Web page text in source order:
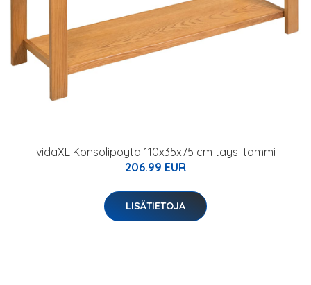
vidaXL Konsolipöytä 110x35x75 cm täysi tammi
206.99 EUR
LISÄTIETOJA